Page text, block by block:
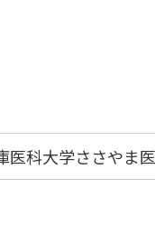
医科大学ささやま